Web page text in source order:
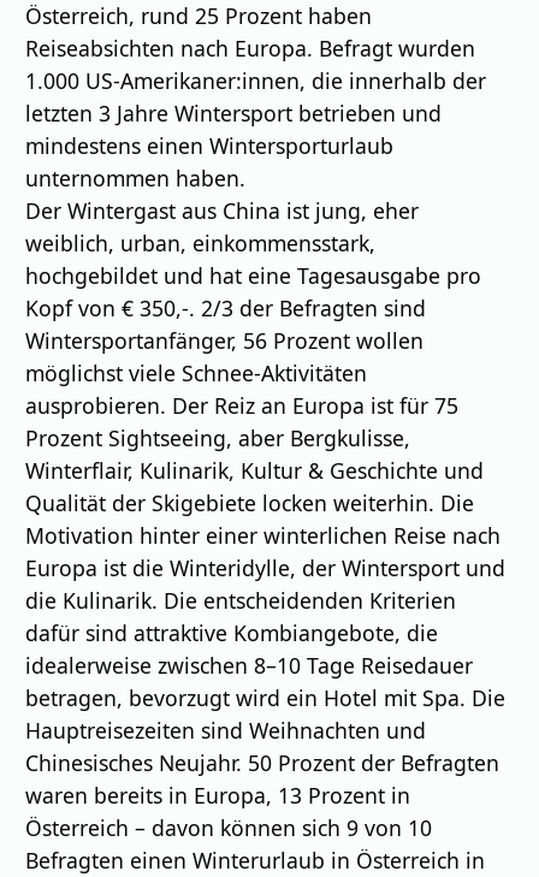
Österreich, rund 25 Prozent haben
Reiseabsichten nach Europa. Befragt wurden
1.000 US-Amerikaner:innen, die innerhalb der
letzten 3 Jahre Wintersport betrieben und
mindestens einen Wintersporturlaub
unternommen haben.
Der Wintergast aus China ist jung, eher
weiblich, urban, einkommensstark,
hochgebildet und hat eine Tagesausgabe pro
Kopf von € 350,-. 2/3 der Befragten sind
Wintersportanfänger, 56 Prozent wollen
möglichst viele Schnee-Aktivitäten
ausprobieren. Der Reiz an Europa ist für 75
Prozent Sightseeing, aber Bergkulisse,
Winterflair, Kulinarik, Kultur & Geschichte und
Qualität der Skigebiete locken weiterhin. Die
Motivation hinter einer winterlichen Reise nach
Europa ist die Winteridylle, der Wintersport und
die Kulinarik. Die entscheidenden Kriterien
dafür sind attraktive Kombiangebote, die
idealerweise zwischen 8–10 Tage Reisedauer
betragen, bevorzugt wird ein Hotel mit Spa. Die
Hauptreisezeiten sind Weihnachten und
Chinesisches Neujahr. 50 Prozent der Befragten
waren bereits in Europa, 13 Prozent in
Österreich – davon können sich 9 von 10
Befragten einen Winterurlaub in Österreich in